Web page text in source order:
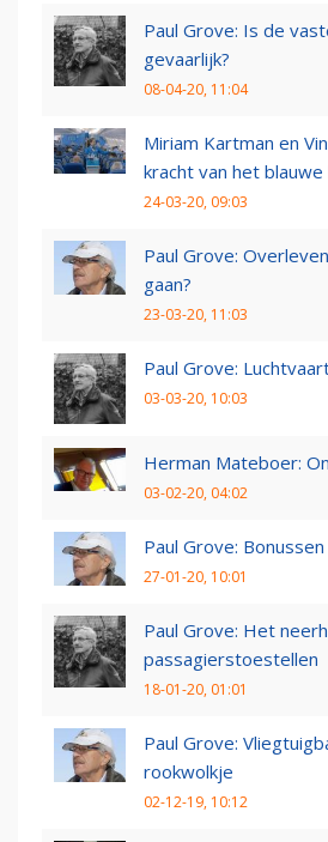
Paul Grove: Is de
gevaarlijk?
08-04-20, 11:04
Miriam Kartman en
kracht van het
24-03-20, 09:03
Paul Grove:
gaan?
23-03-20, 11:03
Paul Grove:
03-03-20, 10:03
Herman Mateboer:
03-02-20, 04:02
Paul Grove:
27-01-20, 10:01
Paul Grove: Het
passagierstoestellen
18-01-20, 01:01
Paul Grove:
rookwolkje
02-12-19, 10:12